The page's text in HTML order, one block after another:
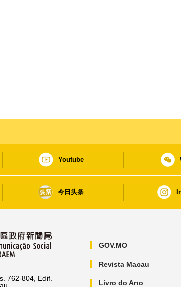
Youtube
今日头条
762-804, Edif.
GOV.MO
Revista Macau
Livro do Ano